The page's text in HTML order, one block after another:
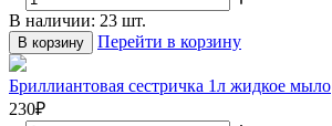
В наличии: 23 шт.
В корзину Перейти в корзину
Бриллиантовая сестричка 1л жидкое мыло
230₽